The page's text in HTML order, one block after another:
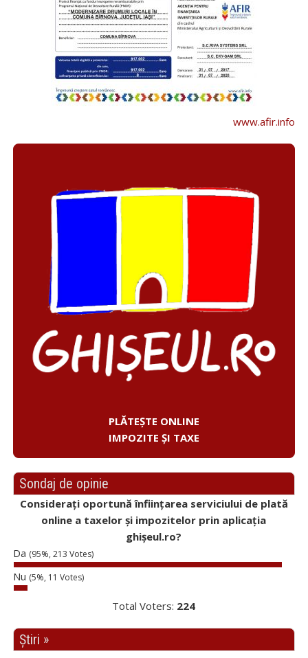
www.afir.info
PLĂTEȘTE ONLINE
IMPOZITE ȘI TAXE
Sondaj de opinie
Considerați oportună înființarea serviciului de plată
online a taxelor și impozitelor prin aplicația
ghișeul.ro?
Da (95%, 213 Votes)
Nu (5%, 11 Votes)
Total Voters: 224
Știri »